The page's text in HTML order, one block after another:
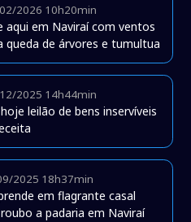
2026 10h20min
aqui em Naviraí com ventos
queda de árvores e tumultua
2025 14h44min
leilão de bens inservíveis
2025 18h37min
em flagrante casal
a padaria em Naviraí